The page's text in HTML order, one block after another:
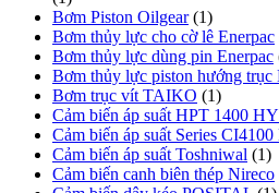
Bơm Piston Oilgear (1)
Bơm thủy lực cho cờ lê Enerpac
Bơm thủy lực dùng pin Enerpac
Bơm thủy lực piston hướng trục
Bơm trục vít TAIKO (1)
Cảm biến áp suất HPT 1400
Cảm biến áp suất Series
Cảm biến áp suất Toshniwal (1)
Cảm biến canh biên thép Nireco